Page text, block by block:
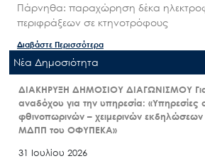
Πάρνηθα: παραχώρηση δέκα
περιφράξεων σε κτηνοτρόφους
Διαβάστε Περισσότερα
Nέα Δημοσιότητα
ΔΙΑΚΗΡΥΞΗ ΔΗΜΟΣΙΟΥ ΔΙΑΓΩΝΙΣΜΟΥ Για
αναδόχου για την υπηρεσία:
φθινοπωρινών – χειμερινών εκδηλώσεων
ΜΔΠΠ του ΟΦΥΠΕΚΑ»
31 Ιουλίου 2026